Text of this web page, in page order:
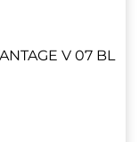
V 07 BL